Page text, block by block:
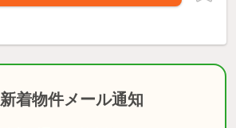
新着物件メール通知